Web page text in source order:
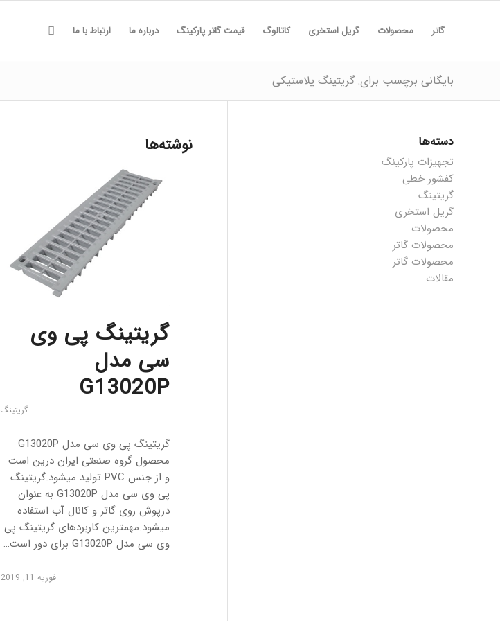
گاتر محصولات گریل استخری کاتالوگ قیمت گاتر پارکینگ درباره ما ارتباط با ما
بایگانی برچسب برای: گریتینگ پلاستیکی
نوشته‌ها
گریتینگ پی وی
سی مدل
G13020P
گریتینگ
گریتینگ پی وی سی مدل G13020P
محصول گروه صنعتی ایران درین است
و از جنس PVC تولید میشود.گریتینگ
پی وی سی مدل G13020P به عنوان
درپوش روی گاتر و کانال آب استفاده
میشود.مهمترین کاربردهای گریتینگ پی
وی سی مدل G13020P برای دور است…
فوریه 11, 2019
دسته‌ها
تجهیزات پارکینگ
کفشور خطی
گریتینگ
گریل استخری
محصولات
محصولات گاتر
محصولات گاتر
مقالات